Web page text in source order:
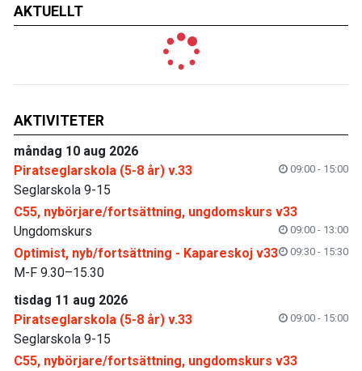
AKTUELLT
AKTIVITETER
måndag 10 aug 2026
Piratseglarskola (5-8 år) v.33
09:00 - 15:00
Seglarskola 9-15
C55, nybörjare/fortsättning, ungdomskurs v33
09:00 - 13:00
Ungdomskurs
Optimist, nyb/fortsättning - Kapareskoj v33
09:30 - 15:30
M-F 9.30–15.30
tisdag 11 aug 2026
Piratseglarskola (5-8 år) v.33
09:00 - 15:00
Seglarskola 9-15
C55, nybörjare/fortsättning, ungdomskurs v33